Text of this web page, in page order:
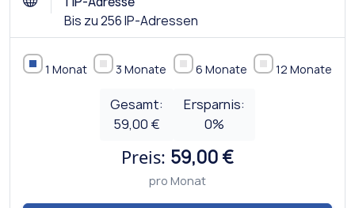
Bis zu 256 IP-Adressen
1 Monat 3 Monate 6 Monate 12 Monate
Gesamt:
59,00 €
Ersparnis:
0%
Preis: 59,00 €
pro Monat